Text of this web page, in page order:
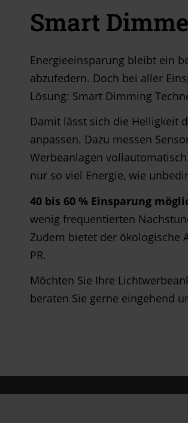
Smart
Energieeinsparung bleibt ein
abzufedern. Doch bei aller
Lösung: Smart Dimming
Damit lässt sich die Helligkeit
anpassen. Dazu messen
Werbeanlagen
nur so viel Energie, wie
40 bis 60 % Einsparung
wenig frequentierten
Zudem bietet der ökologische
PR.
Möchten Sie Ihre
beraten Sie gerne eingehend